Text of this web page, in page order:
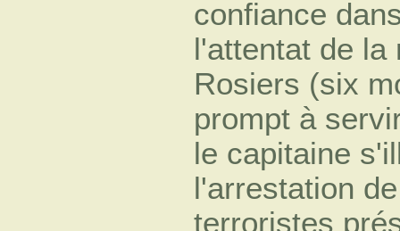
confiance
l'attentat de la
Rosiers (six
prompt à
le capitaine
l'arrestation de
terroristes